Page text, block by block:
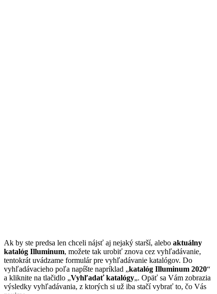
Ak by ste predsa len chceli nájsť aj nejaký starší, alebo aktuálny
katalóg Illuminum, možete tak urobiť znova cez vyhľadávanie,
tentokrát uvádzame formulár pre vyhľadávanie katalógov. Do
vyhľadávacieho poľa napíšte napríklad „katalóg Illuminum 2020“
a kliknite na tlačidlo „Vyhľadať katalógy„. Opäť sa Vám zobrazia
výsledky vyhľadávania, z ktorých si už iba stačí vybrať to, čo Vás